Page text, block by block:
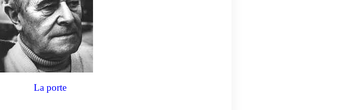
La porte